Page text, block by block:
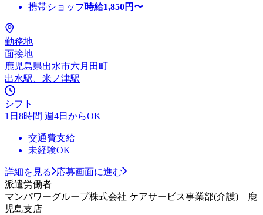
携帯ショップ時給1,850円〜
勤務地
面接地
鹿児島県出水市六月田町
出水駅、米ノ津駅
シフト
1日8時間 週4日からOK
交通費支給
未経験OK
詳細を見る
応募画面に進む
派遣労働者
マンパワーグループ株式会社 ケアサービス事業部(介護) 鹿
児島支店